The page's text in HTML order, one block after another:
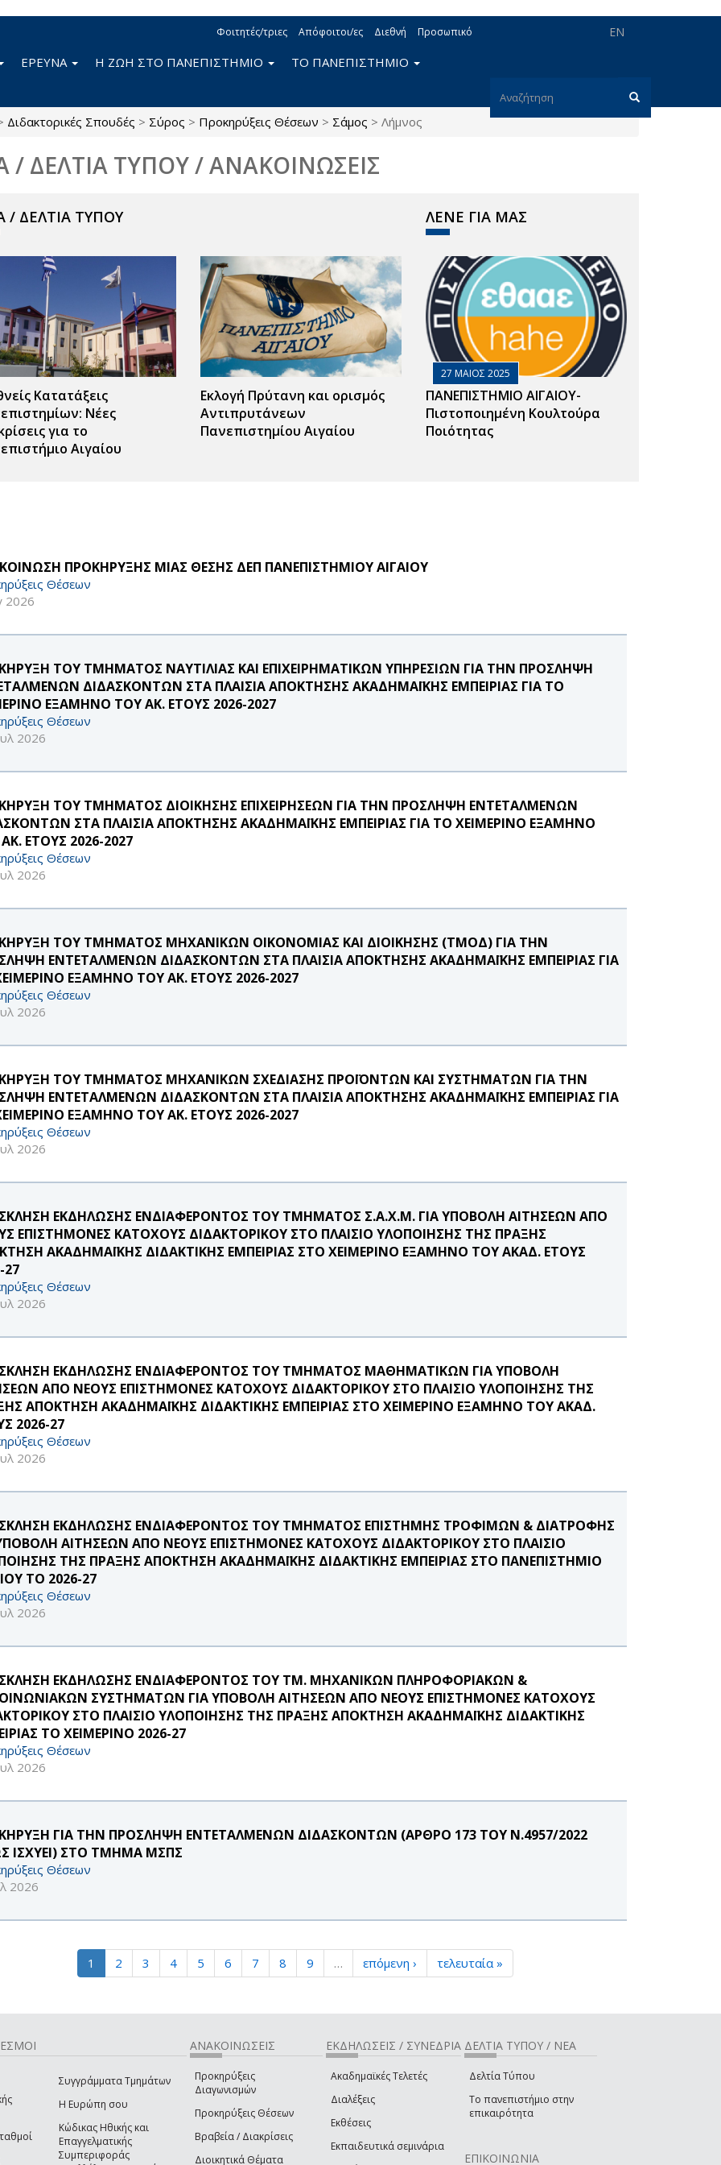
EN
Φοιτητές/τριες Απόφοιτοι/ες Διεθνή Προσωπικό
Φόρμα
ΕΡΕΥΝΑ Η ΖΩΗ ΣΤΟ ΠΑΝΕΠΙΣΤΗΜΙΟ ΤΟ ΠΑΝΕΠΙΣΤΗΜΙΟ
Διδακτορικές Σπουδές > Σύρος > Προκηρύξεις Θέσεων > Σάμος > Λήμνος
/ ΔΕΛΤΙΑ ΤΥΠΟΥ / ΑΝΑΚΟΙΝΩΣΕΙΣ
/ ΔΕΛΤΙΑ ΤΥΠΟΥ
Κατατάξεις
Νέες
για το
Αιγαίου
Εκλογή Πρύτανη και ορισμός
Αντιπρυτάνεων
Πανεπιστημίου Αιγαίου
ΛΕΝΕ ΓΙΑ ΜΑΣ
27 ΜΑΙΟΣ 2025
ΠΑΝΕΠΙΣΤΗΜΙΟ ΑΙΓΑΙΟΥ-
Πιστοποιημένη Κουλτούρα
Ποιότητας
ΠΡΟΚΗΡΥΞΗΣ ΜΙΑΣ ΘΕΣΗΣ ΔΕΠ ΠΑΝΕΠΙΣΤΗΜΙΟΥ ΑΙΓΑΙΟΥ
Θέσεων
2026
ΤΟΥ ΤΜΗΜΑΤΟΣ ΝΑΥΤΙΛΙΑΣ ΚΑΙ ΕΠΙΧΕΙΡΗΜΑΤΙΚΩΝ ΥΠΗΡΕΣΙΩΝ ΓΙΑ ΤΗΝ ΠΡΟΣΛΗΨΗ
ΔΙΔΑΣΚΟΝΤΩΝ ΣΤΑ ΠΛΑΙΣΙΑ ΑΠΟΚΤΗΣΗΣ ΑΚΑΔΗΜΑΪΚΗΣ ΕΜΠΕΙΡΙΑΣ ΓΙΑ ΤΟ
ΕΞΑΜΗΝΟ ΤΟΥ ΑΚ. ΕΤΟΥΣ 2026-2027
Θέσεων
2026
ΤΟΥ ΤΜΗΜΑΤΟΣ ΔΙΟΙΚΗΣΗΣ ΕΠΙΧΕΙΡΗΣΕΩΝ ΓΙΑ ΤΗΝ ΠΡΟΣΛΗΨΗ ΕΝΤΕΤΑΛΜΕΝΩΝ
ΣΤΑ ΠΛΑΙΣΙΑ ΑΠΟΚΤΗΣΗΣ ΑΚΑΔΗΜΑΪΚΗΣ ΕΜΠΕΙΡΙΑΣ ΓΙΑ ΤΟ ΧΕΙΜΕΡΙΝΟ ΕΞΑΜΗΝΟ
ΕΤΟΥΣ 2026-2027
Θέσεων
2026
ΤΟΥ ΤΜΗΜΑΤΟΣ ΜΗΧΑΝΙΚΩΝ ΟΙΚΟΝΟΜΙΑΣ ΚΑΙ ΔΙΟΙΚΗΣΗΣ (ΤΜΟΔ) ΓΙΑ ΤΗΝ
ΕΝΤΕΤΑΛΜΕΝΩΝ ΔΙΔΑΣΚΟΝΤΩΝ ΣΤΑ ΠΛΑΙΣΙΑ ΑΠΟΚΤΗΣΗΣ ΑΚΑΔΗΜΑΪΚΗΣ ΕΜΠΕΙΡΙΑΣ ΓΙΑ
ΕΞΑΜΗΝΟ ΤΟΥ ΑΚ. ΕΤΟΥΣ 2026-2027
Θέσεων
2026
ΤΟΥ ΤΜΗΜΑΤΟΣ ΜΗΧΑΝΙΚΩΝ ΣΧΕΔΙΑΣΗΣ ΠΡΟΪΟΝΤΩΝ ΚΑΙ ΣΥΣΤΗΜΑΤΩΝ ΓΙΑ ΤΗΝ
ΕΝΤΕΤΑΛΜΕΝΩΝ ΔΙΔΑΣΚΟΝΤΩΝ ΣΤΑ ΠΛΑΙΣΙΑ ΑΠΟΚΤΗΣΗΣ ΑΚΑΔΗΜΑΪΚΗΣ ΕΜΠΕΙΡΙΑΣ ΓΙΑ
ΕΞΑΜΗΝΟ ΤΟΥ ΑΚ. ΕΤΟΥΣ 2026-2027
Θέσεων
2026
ΕΚΔΗΛΩΣΗΣ ΕΝΔΙΑΦΕΡΟΝΤΟΣ ΤΟΥ ΤΜΗΜΑΤΟΣ Σ.Α.Χ.Μ. ΓΙΑ ΥΠΟΒΟΛΗ ΑΙΤΗΣΕΩΝ ΑΠΟ
ΕΠΙΣΤΗΜΟΝΕΣ ΚΑΤΟΧΟΥΣ ΔΙΔΑΚΤΟΡΙΚΟΥ ΣΤΟ ΠΛΑΙΣΙΟ ΥΛΟΠΟΙΗΣΗΣ ΤΗΣ ΠΡΑΞΗΣ
ΑΚΑΔΗΜΑΪΚΗΣ ΔΙΔΑΚΤΙΚΗΣ ΕΜΠΕΙΡΙΑΣ ΣΤΟ ΧΕΙΜΕΡΙΝΟ ΕΞΑΜΗΝΟ ΤΟΥ ΑΚΑΔ. ΕΤΟΥΣ
27
Θέσεων
2026
ΕΚΔΗΛΩΣΗΣ ΕΝΔΙΑΦΕΡΟΝΤΟΣ ΤΟΥ ΤΜΗΜΑΤΟΣ ΜΑΘΗΜΑΤΙΚΩΝ ΓΙΑ ΥΠΟΒΟΛΗ
ΑΠΟ ΝΕΟΥΣ ΕΠΙΣΤΗΜΟΝΕΣ ΚΑΤΟΧΟΥΣ ΔΙΔΑΚΤΟΡΙΚΟΥ ΣΤΟ ΠΛΑΙΣΙΟ ΥΛΟΠΟΙΗΣΗΣ ΤΗΣ
ΑΠΟΚΤΗΣΗ ΑΚΑΔΗΜΑΪΚΗΣ ΔΙΔΑΚΤΙΚΗΣ ΕΜΠΕΙΡΙΑΣ ΣΤΟ ΧΕΙΜΕΡΙΝΟ ΕΞΑΜΗΝΟ ΤΟΥ ΑΚΑΔ.
2026-27
Θέσεων
2026
ΕΚΔΗΛΩΣΗΣ ΕΝΔΙΑΦΕΡΟΝΤΟΣ ΤΟΥ ΤΜΗΜΑΤΟΣ ΕΠΙΣΤΗΜΗΣ ΤΡΟΦΙΜΩΝ & ΔΙΑΤΡΟΦΗΣ
ΑΙΤΗΣΕΩΝ ΑΠΟ ΝΕΟΥΣ ΕΠΙΣΤΗΜΟΝΕΣ ΚΑΤΟΧΟΥΣ ΔΙΔΑΚΤΟΡΙΚΟΥ ΣΤΟ ΠΛΑΙΣΙΟ
ΤΗΣ ΠΡΑΞΗΣ ΑΠΟΚΤΗΣΗ ΑΚΑΔΗΜΑΪΚΗΣ ΔΙΔΑΚΤΙΚΗΣ ΕΜΠΕΙΡΙΑΣ ΣΤΟ ΠΑΝΕΠΙΣΤΗΜΙΟ
ΤΟ 2026-27
Θέσεων
2026
ΕΚΔΗΛΩΣΗΣ ΕΝΔΙΑΦΕΡΟΝΤΟΣ ΤΟΥ ΤΜ. ΜΗΧΑΝΙΚΩΝ ΠΛΗΡΟΦΟΡΙΑΚΩΝ &
ΣΥΣΤΗΜΑΤΩΝ ΓΙΑ ΥΠΟΒΟΛΗ ΑΙΤΗΣΕΩΝ ΑΠΟ ΝΕΟΥΣ ΕΠΙΣΤΗΜΟΝΕΣ ΚΑΤΟΧΟΥΣ
ΣΤΟ ΠΛΑΙΣΙΟ ΥΛΟΠΟΙΗΣΗΣ ΤΗΣ ΠΡΑΞΗΣ ΑΠΟΚΤΗΣΗ ΑΚΑΔΗΜΑΪΚΗΣ ΔΙΔΑΚΤΙΚΗΣ
ΤΟ ΧΕΙΜΕΡΙΝΟ 2026-27
Θέσεων
2026
ΓΙΑ ΤΗΝ ΠΡΟΣΛΗΨΗ ΕΝΤΕΤΑΛΜΕΝΩΝ ΔΙΔΑΣΚΟΝΤΩΝ (ΑΡΘΡΟ 173 ΤΟΥ Ν.4957/2022
ΙΣΧΥΕΙ) ΣΤΟ ΤΜΗΜΑ ΜΣΠΣ
Θέσεων
2026
1 2 3 4 5 6 7 8 9 … επόμενη › τελευταία »
Συγγράμματα Τμημάτων
Η Ευρώπη σου
Κώδικας Ηθικής και
Επαγγελματικής
Συμπεριφοράς
ΑΝΑΚΟΙΝΩΣΕΙΣ
Προκηρύξεις
Διαγωνισμών
Προκηρύξεις Θέσεων
Βραβεία / Διακρίσεις
Διοικητικά Θέματα
ΕΚΔΗΛΩΣΕΙΣ / ΣΥΝΕΔΡΙΑ
Ακαδημαϊκές Τελετές
Διαλέξεις
Εκθέσεις
Εκπαιδευτικά σεμινάρια
ΔΕΛΤΙΑ ΤΥΠΟΥ / ΝΕΑ
Δελτία Τύπου
Το πανεπιστήμιο στην
επικαιρότητα
ΕΠΙΚΟΙΝΩΝΙΑ